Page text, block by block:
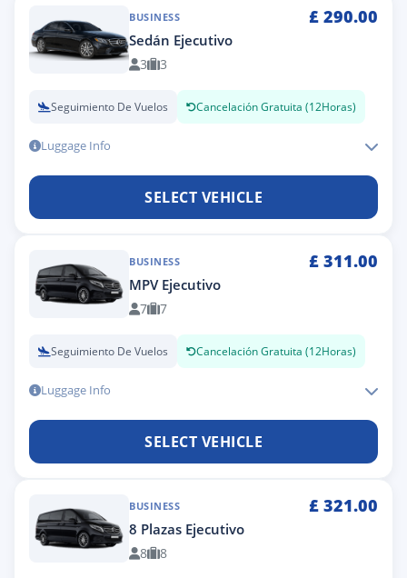
BUSINESS £ 290.00
Sedán Ejecutivo
3 3
Seguimiento De Vuelos Cancelación Gratuita (12Horas)
Luggage Info
SELECT VEHICLE
BUSINESS £ 311.00
MPV Ejecutivo
7 7
Seguimiento De Vuelos Cancelación Gratuita (12Horas)
Luggage Info
SELECT VEHICLE
BUSINESS £ 321.00
8 Plazas Ejecutivo
8 8